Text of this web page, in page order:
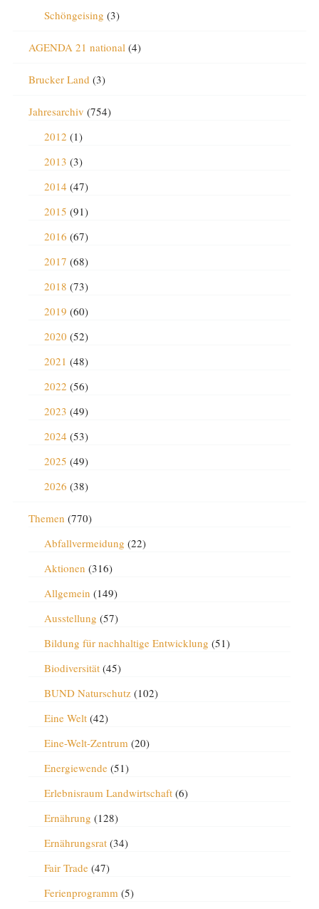
Schöngeising (3)
AGENDA 21 national(4)
Brucker Land (3)
Jahresarchiv (754)
2012 (1)
2013 (3)
2014 (47)
2015 (91)
2016 (67)
2017 (68)
2018 (73)
2019 (60)
2020 (52)
2021 (48)
2022 (56)
2023 (49)
2024 (53)
2025 (49)
2026 (38)
Themen (770)
Abfallvermeidung (22)
Aktionen (316)
Allgemein (149)
Ausstellung (57)
Bildung für nachhaltige Entwicklung (51)
Biodiversität(45)
BUND Naturschutz(102)
Eine Welt(42)
Eine-Welt-Zentrum(20)
Energiewende(51)
Erlebnisraum Landwirtschaft(6)
Ernährung (128)
Ernährungsrat(34)
Fair Trade(47)
Ferienprogramm(5)